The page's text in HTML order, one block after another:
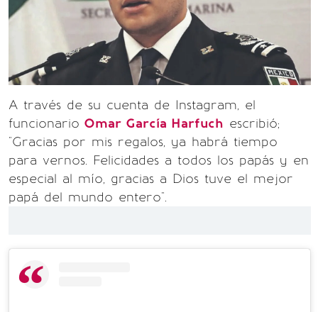
A través de su cuenta de Instagram, el
funcionario Omar García Harfuch escribió;
"Gracias por mis regalos, ya habrá tiempo
para vernos. Felicidades a todos los papás y en
especial al mío, gracias a Dios tuve el mejor
papá del mundo entero".